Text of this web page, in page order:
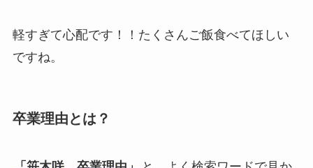
軽すぎて心配です！！たくさんご飯食べてほしい
ですね。
卒業理由とは？